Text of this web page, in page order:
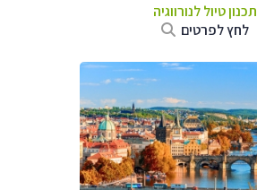
תכנון טיול לנורווגיה
לחץ לפרטים